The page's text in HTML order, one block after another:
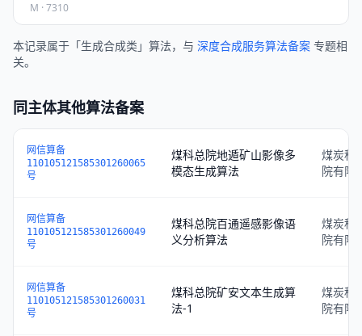
M · 7310
本记录属于「生成合成类」算法，与 深度合成服务算法备案 专题相
关。
同主体其他算法备案
网信算备
110105121585301260065
号
煤科总院地遁矿山影像多
模态生成算法
煤炭科
院有限
网信算备
110105121585301260049
号
煤科总院百通遥感影像语
义分析算法
煤炭科
院有限
网信算备
110105121585301260031
号
煤科总院矿安文本生成算
法-1
煤炭科
院有限